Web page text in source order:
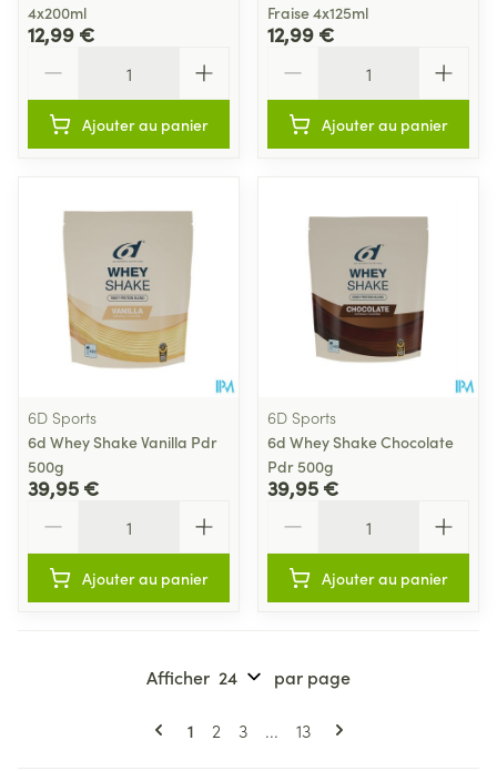
4x200ml
12,99 €
Ajouter au panier
Fraise 4x125ml
12,99 €
Ajouter au panier
6D Sports
6d Whey Shake Vanilla Pdr
500g
39,95 €
Ajouter au panier
6D Sports
6d Whey Shake Chocolate
Pdr 500g
39,95 €
Ajouter au panier
Vous lisez actuellement la page
1 Page
2 Page
3 ... Page
13
Afficher par page